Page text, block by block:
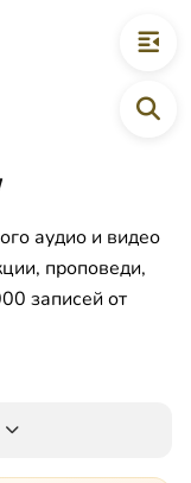
аудио и видео
проповеди,
записей от